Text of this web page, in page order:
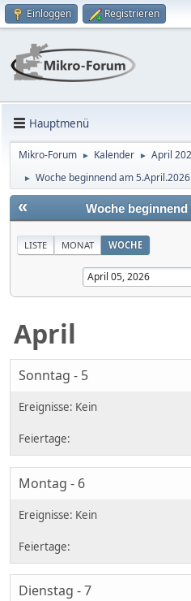
Einloggen Registrieren
Hauptmenü
Mikro-Forum ► Kalender ► April
► Woche beginnend am 5.April.2026
« Woche beginnend
LISTE MONAT WOCHE
April
Sonntag - 5
Montag - 6
Dienstag - 7